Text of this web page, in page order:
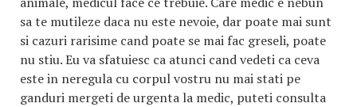
sa te mutileze daca nu este nevoie, dar poate mai sunt
si cazuri rarisime cand poate se mai fac greseli, poate
nu stiu. Eu va sfatuiesc ca atunci cand vedeti ca ceva
este in neregula cu corpul vostru nu mai stati pe
ganduri mergeti de urgenta la medic, puteti consulta